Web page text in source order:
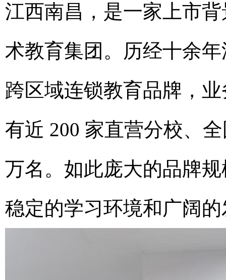
江西南昌，是一家上市
术教育集团。历经十余
跨区域连锁教育品牌，
有近 200 家直营分校、
万名。如此庞大的品牌
稳定的学习环境和广阔